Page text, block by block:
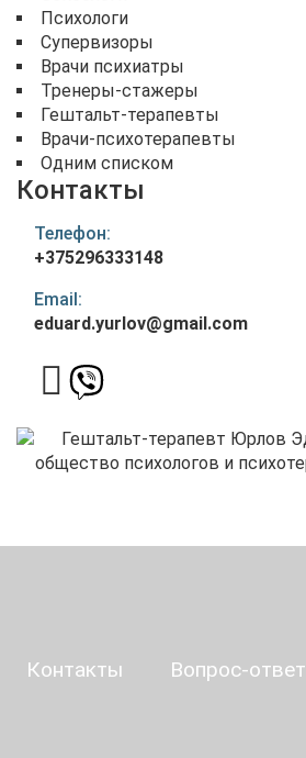
Психологи
Супервизоры
Врачи психиатры
Тренеры-стажеры
Гештальт-терапевты
Врачи-психотерапевты
Одним списком
Контакты
Телефон:
+375296333148
Email:
eduard.yurlov@gmail.com
Контакты Вопрос-ответ